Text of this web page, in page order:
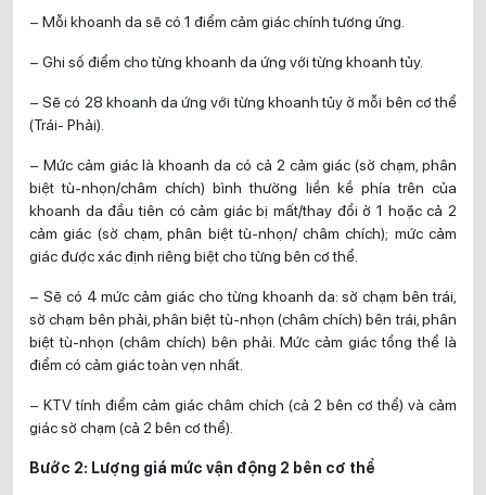
– Mỗi khoanh da sẽ có 1 điểm cảm giác chính tương ứng.
– Ghi số điểm cho từng khoanh da ứng với từng khoanh tủy.
– Sẽ có 28 khoanh da ứng với từng khoanh tủy ở mỗi bên cơ thể
(Trái- Phải).
– Mức cảm giác là khoanh da có cả 2 cảm giác (sờ chạm, phân
biệt tù-nhọn/châm chích) bình thường liền kề phía trên của
khoanh da đầu tiên có cảm giác bị mất/thay đổi ở 1 hoặc cả 2
cảm giác (sờ chạm, phân biệt tù-nhọn/ châm chích); mức cảm
giác được xác định riêng biệt cho từng bên cơ thể.
– Sẽ có 4 mức cảm giác cho từng khoanh da: sờ chạm bên trái,
sờ chạm bên phải, phân biệt tù-nhọn (châm chích) bên trái, phân
biệt tù-nhọn (châm chích) bên phải. Mức cảm giác tổng thể là
điểm có cảm giác toàn vẹn nhất.
– KTV tính điểm cảm giác châm chích (cả 2 bên cơ thể) và cảm
giác sờ chạm (cả 2 bên cơ thể).
Bước 2: Lượng giá mức vận động 2 bên cơ thể